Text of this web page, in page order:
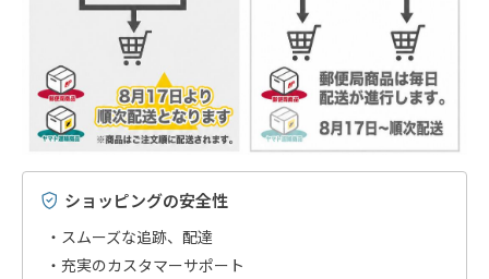
ショッピングの安全性
スムーズな追跡、配達
充実のカスタマーサポート